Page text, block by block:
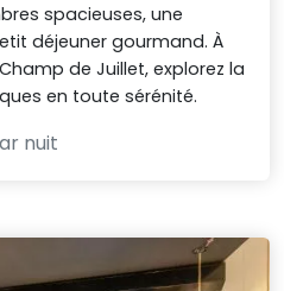
spacieuses, une
déjeuner gourmand. À
de Juillet, explorez la
en toute sérénité.
nuit